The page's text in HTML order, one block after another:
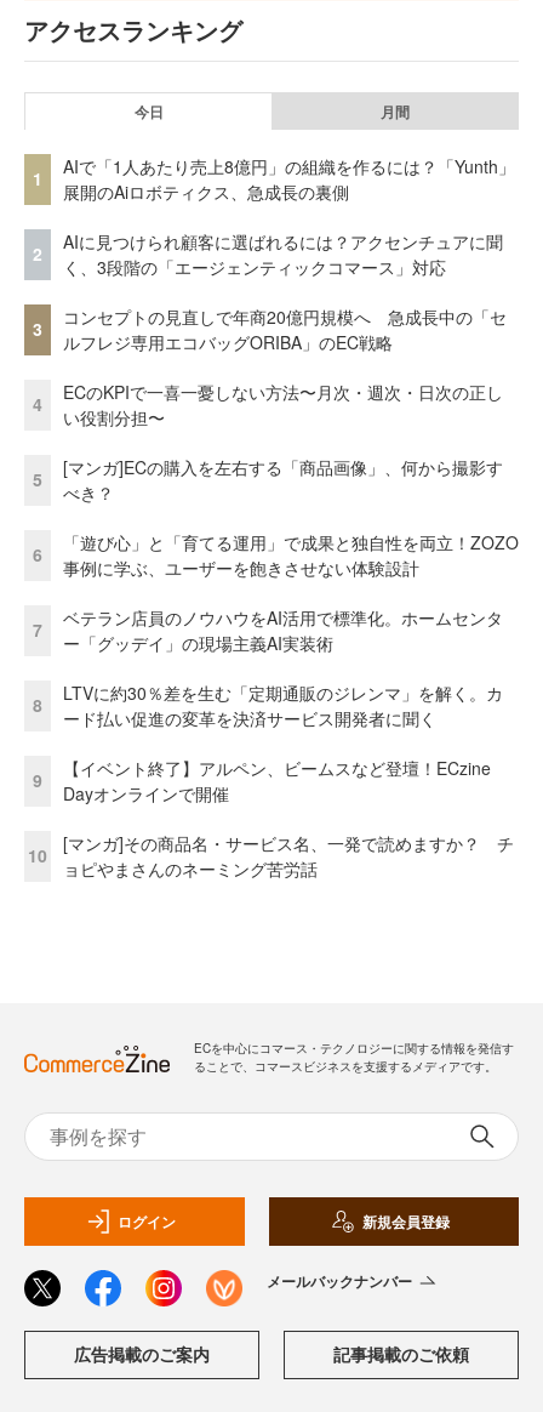
アクセスランキング
今日 月間
1
AIで「1人あたり売上8億円」の組織を作るには？「Yunth」
展開のAiロボティクス、急成長の裏側
2
AIに見つけられ顧客に選ばれるには？アクセンチュアに聞
く、3段階の「エージェンティックコマース」対応
3
コンセプトの見直しで年商20億円規模へ 急成長中の「セ
ルフレジ専用エコバッグORIBA」のEC戦略
4
ECのKPIで一喜一憂しない方法〜月次・週次・日次の正し
い役割分担〜
5
[マンガ]ECの購入を左右する「商品画像」、何から撮影す
べき？
6
「遊び心」と「育てる運用」で成果と独自性を両立！ZOZO
事例に学ぶ、ユーザーを飽きさせない体験設計
7
ベテラン店員のノウハウをAI活用で標準化。ホームセンタ
ー「グッデイ」の現場主義AI実装術
8
LTVに約30％差を生む「定期通販のジレンマ」を解く。カ
ード払い促進の変革を決済サービス開発者に聞く
9
【イベント終了】アルペン、ビームスなど登壇！ECzine
Dayオンラインで開催
10
[マンガ]その商品名・サービス名、一発で読めますか？ チ
ョピやまさんのネーミング苦労話
ECを中心にコマース・テクノロジーに関する情報を発信す
ることで、コマースビジネスを支援するメディアです。
ログイン 新規会員登録
メールバックナンバー
広告掲載のご案内 記事掲載のご依頼